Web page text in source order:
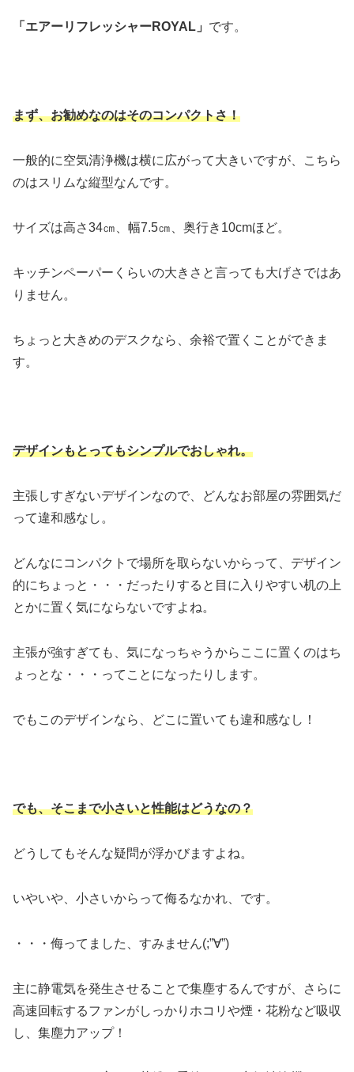
「エアーリフレッシャーROYAL」 です。
まず、お勧めなのはそのコンパクトさ！
一般的に空気清浄機は横に広がって大きいですが、こちら
のはスリムな縦型なんです。
サイズは高さ34㎝、幅7.5㎝、奥行き10cmほど。
キッチンペーパーくらいの大きさと言っても大げさではあ
りません。
ちょっと大きめのデスクなら、余裕で置くことができま
す。
デザインもとってもシンプルでおしゃれ。
主張しすぎないデザインなので、どんなお部屋の雰囲気だ
って違和感なし。
どんなにコンパクトで場所を取らないからって、デザイン
的にちょっと・・・だったりすると目に入りやすい机の上
とかに置く気にならないですよね。
主張が強すぎても、気になっちゃうからここに置くのはち
ょっとな・・・ってことになったりします。
でもこのデザインなら、どこに置いても違和感なし！
でも、そこまで小さいと性能はどうなの？
どうしてもそんな疑問が浮かびますよね。
いやいや、小さいからって侮るなかれ、です。
・・・侮ってました、すみません(;”∀”)
主に静電気を発生させることで集塵するんですが、さらに
高速回転するファンがしっかりホコリや煙・花粉など吸収
し、集塵力アップ！